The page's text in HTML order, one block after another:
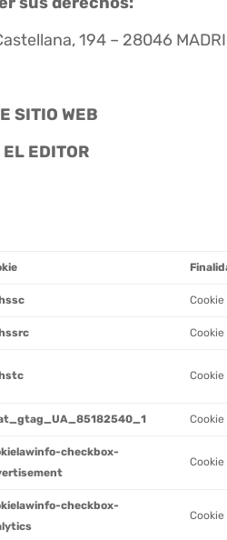
194 – 28046
SITIO WEB
EDITOR
checkbox-
checkbox-